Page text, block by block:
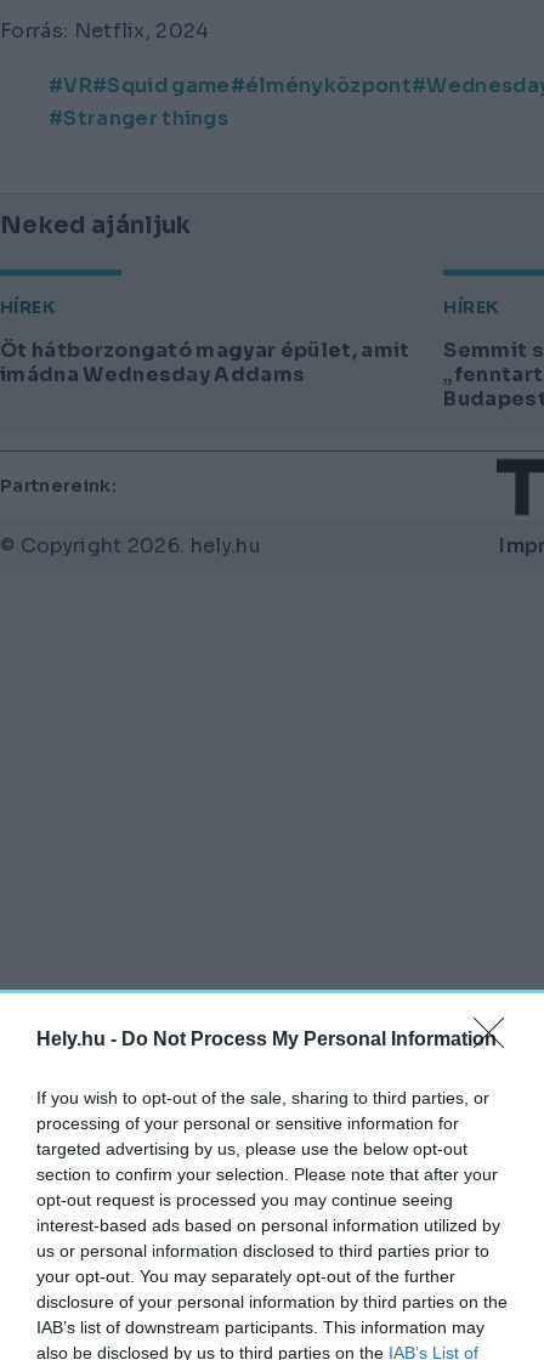
Hely.hu - Do Not Process My Personal Information
If you wish to opt-out of the sale, sharing to third parties, or
processing of your personal or sensitive information for
targeted advertising by us, please use the below opt-out
section to confirm your selection. Please note that after your
opt-out request is processed you may continue seeing
interest-based ads based on personal information utilized by
us or personal information disclosed to third parties prior to
your opt-out. You may separately opt-out of the further
disclosure of your personal information by third parties on the
IAB’s list of downstream participants. This information may
also be disclosed by us to third parties on the IAB’s List of
Forrás: Netflix, 2024
VR Squid game élményközpont
Stranger things
Neked ajánljuk
HÍREK
Öt hátborzongató magyar épület, amit
imádna Wednesday Addams
HÍREK
Semmit
Lábléc
Partnereink:
© Copyright 2026. hely.hu